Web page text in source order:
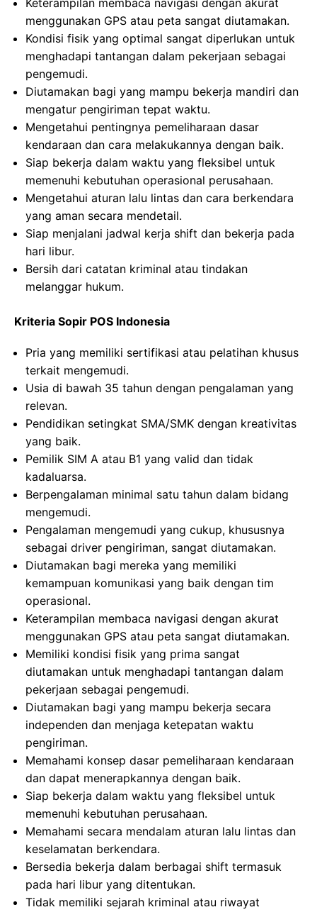
Keterampilan membaca navigasi dengan akurat
menggunakan GPS atau peta sangat diutamakan.
Kondisi fisik yang optimal sangat diperlukan untuk
menghadapi tantangan dalam pekerjaan sebagai
pengemudi.
Diutamakan bagi yang mampu bekerja mandiri dan
mengatur pengiriman tepat waktu.
Mengetahui pentingnya pemeliharaan dasar
kendaraan dan cara melakukannya dengan baik.
Siap bekerja dalam waktu yang fleksibel untuk
memenuhi kebutuhan operasional perusahaan.
Mengetahui aturan lalu lintas dan cara berkendara
yang aman secara mendetail.
Siap menjalani jadwal kerja shift dan bekerja pada
hari libur.
Bersih dari catatan kriminal atau tindakan
melanggar hukum.
Kriteria Sopir POS Indonesia
Pria yang memiliki sertifikasi atau pelatihan khusus
terkait mengemudi.
Usia di bawah 35 tahun dengan pengalaman yang
relevan.
Pendidikan setingkat SMA/SMK dengan kreativitas
yang baik.
Pemilik SIM A atau B1 yang valid dan tidak
kadaluarsa.
Berpengalaman minimal satu tahun dalam bidang
mengemudi.
Pengalaman mengemudi yang cukup, khususnya
sebagai driver pengiriman, sangat diutamakan.
Diutamakan bagi mereka yang memiliki
kemampuan komunikasi yang baik dengan tim
operasional.
Keterampilan membaca navigasi dengan akurat
menggunakan GPS atau peta sangat diutamakan.
Memiliki kondisi fisik yang prima sangat
diutamakan untuk menghadapi tantangan dalam
pekerjaan sebagai pengemudi.
Diutamakan bagi yang mampu bekerja secara
independen dan menjaga ketepatan waktu
pengiriman.
Memahami konsep dasar pemeliharaan kendaraan
dan dapat menerapkannya dengan baik.
Siap bekerja dalam waktu yang fleksibel untuk
memenuhi kebutuhan perusahaan.
Memahami secara mendalam aturan lalu lintas dan
keselamatan berkendara.
Bersedia bekerja dalam berbagai shift termasuk
pada hari libur yang ditentukan.
Tidak memiliki sejarah kriminal atau riwayat